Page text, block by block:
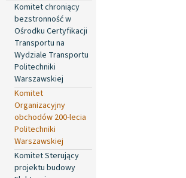
Komitet chroniący
bezstronność w
Ośrodku Certyfikacji
Transportu na
Wydziale Transportu
Politechniki
Warszawskiej
Komitet
Organizacyjny
obchodów 200-lecia
Politechniki
Warszawskiej
Komitet Sterujący
projektu budowy